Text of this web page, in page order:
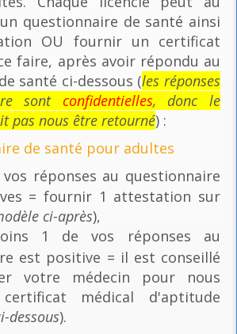
questionnaire de santé ainsi
OU fournir un certificat
faire, après avoir répondu au
santé ci-dessous (les réponses
sont confidentielles, donc le
pas nous être retourné) :
de santé pour adultes
réponses au questionnaire
= fournir 1 attestation sur
ci-après),
1 de vos réponses au
est positive = il est conseillé
votre médecin pour nous
médical d'aptitude
dessous).